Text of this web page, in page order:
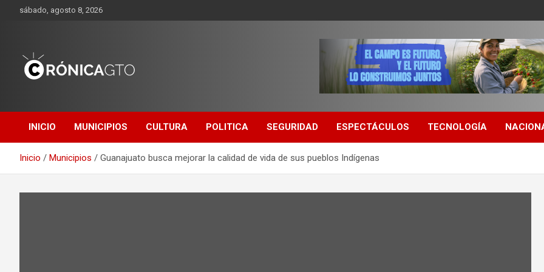
sábado, agosto 8, 2026
GUANAJUATO
INICIO MUNICIPIOS CULTURA POLITICA SEGURIDAD ESPECTÁCULOS TECNOLOGÍA
Inicio Municipios Guanajuato busca mejorar la calidad de vida de sus pueblos Indígenas